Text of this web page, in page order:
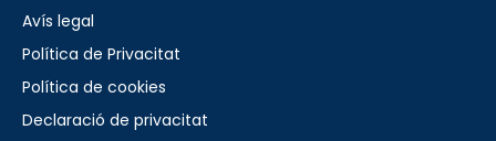
Avís legal
Política de Privacitat
Política de cookies
Declaració de privacitat